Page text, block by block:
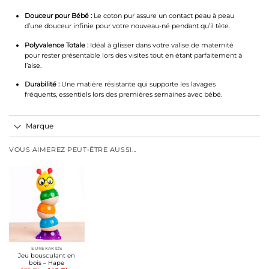
Douceur pour Bébé :Le coton pur assure un contact peau à peau
d’une douceur infinie pour votre nouveau-né pendant qu’il tète.
Polyvalence Totale :Idéal à glisser dans votre valise de maternité
pour rester présentable lors des visites tout en étant parfaitement à
l’aise.
Durabilité :Une matière résistante qui supporte les lavages
fréquents, essentiels lors des premières semaines avec bébé.
Marque
VOUS AIMEREZ PEUT-ÊTRE AUSSI…
EUREKAKIDS
Jeu bousculant en
bois – Hape